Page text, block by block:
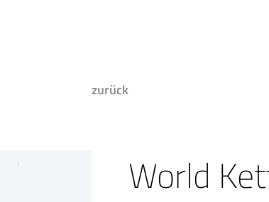
zurück
World